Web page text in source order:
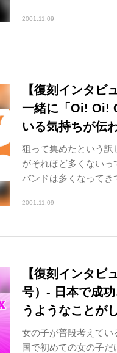
2001.11.09
【復刻インタビ
一緒に「Oi! Oi!
いる気持ちが伝
狙って集めたという
がそれほど多くない
バンドは多くなってき
2001.11.09
【復刻インタビ
号）- 日本で成
うようなことが
女の子が普段考えて
国で初めての女の子